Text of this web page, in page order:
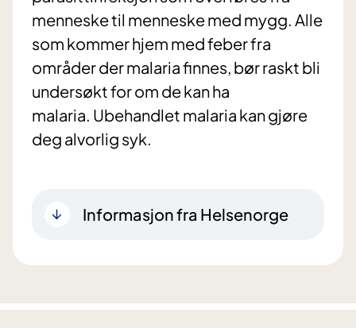
menneske til menneske med mygg. Alle
som kommer hjem med feber fra
områder der malaria finnes, bør raskt bli
undersøkt for om de kan ha
malaria. Ubehandlet malaria kan gjøre
deg alvorlig syk.
Informasjon fra Helsenorge